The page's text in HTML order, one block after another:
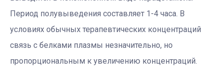
Период полувыведения составляет 1-4 часа. В
условиях обычных терапевтических концентраций
связь с белками плазмы незначительно, но
пропорциональным к увеличению концентраций.